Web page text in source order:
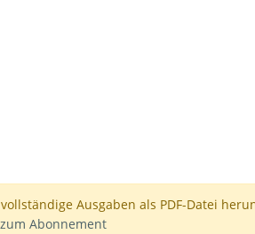
Ausgaben als PDF-Datei
Abonnement